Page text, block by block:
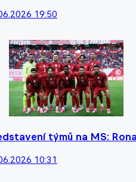
19:50
týmů na MS:
10:31